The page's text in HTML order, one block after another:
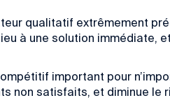
qualitatif extrêmement
à une solution immédiate,
important pour
non satisfaits, et diminue le